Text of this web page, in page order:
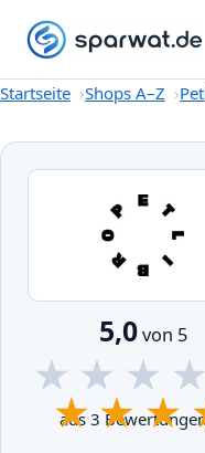
Startseite
GutscheineShops
Startseite Shops A–Z
5,0von 5
★
★
★
★
★
★
★
aus 3